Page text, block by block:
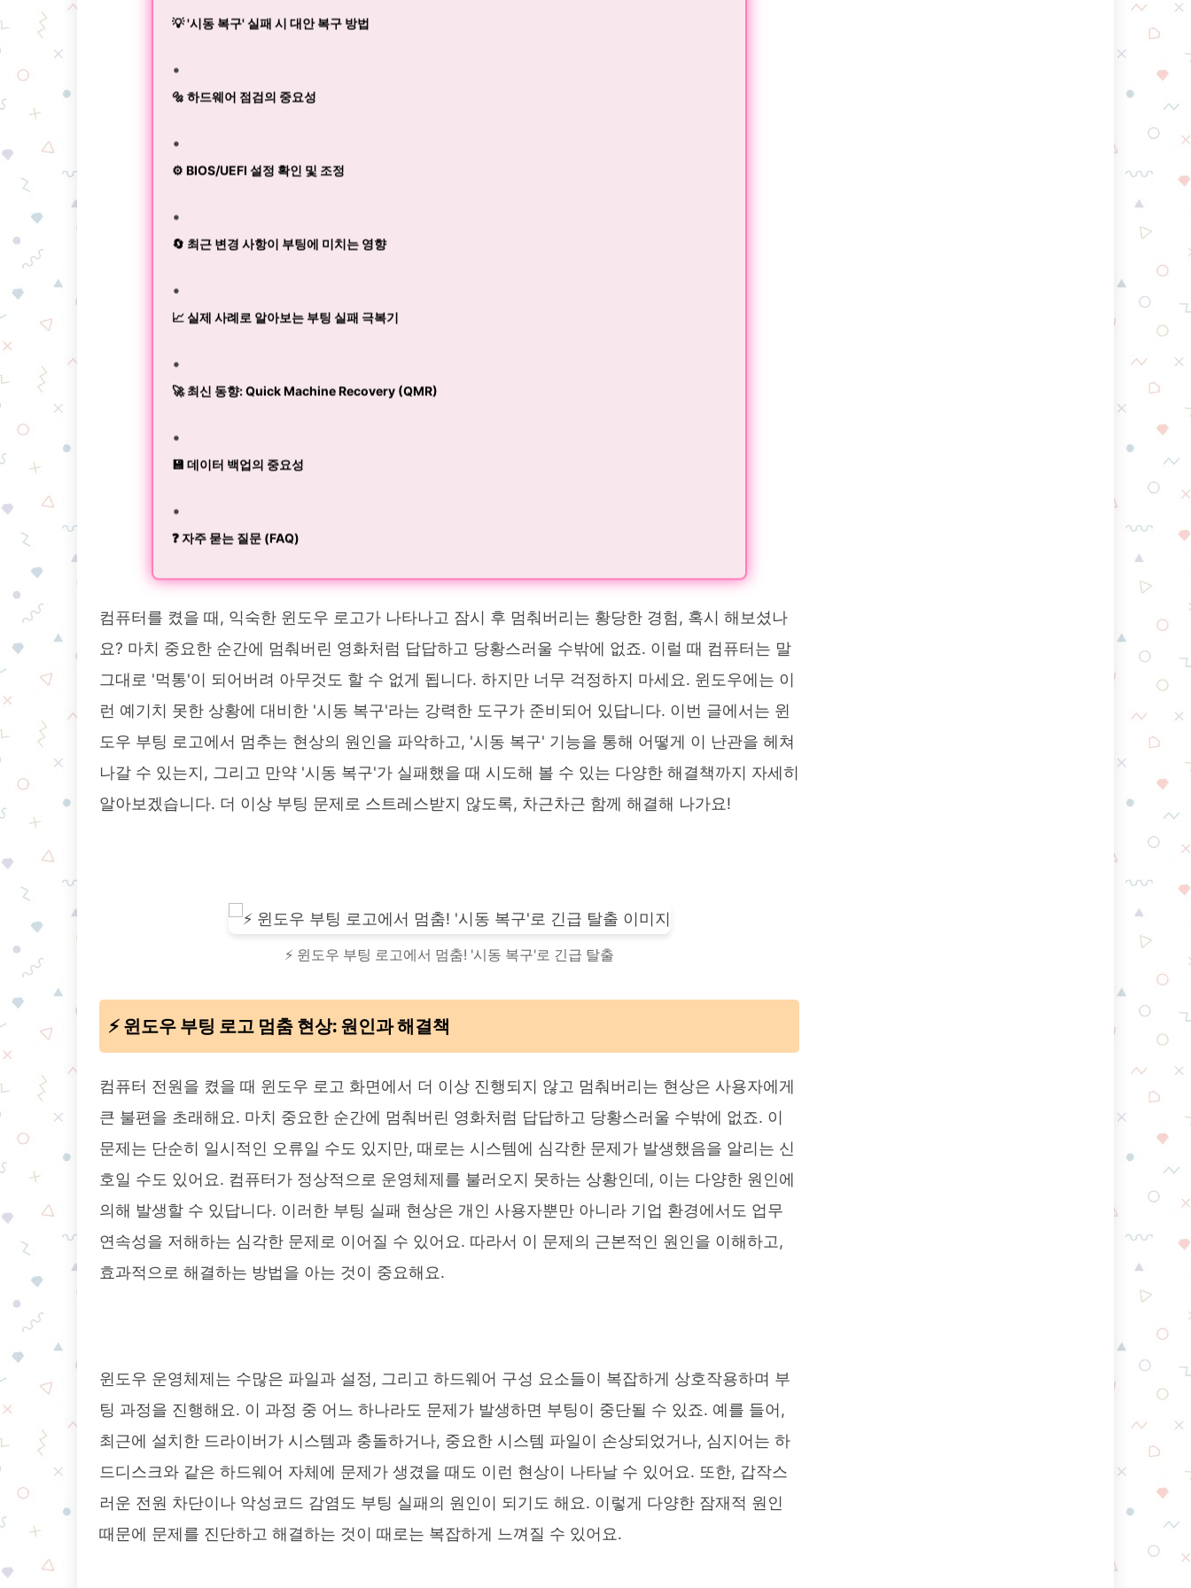
💡 '시동 복구' 실패 시 대안 복구 방법
🔩 하드웨어 점검의 중요성
⚙️ BIOS/UEFI 설정 확인 및 조정
🔄 최근 변경 사항이 부팅에 미치는 영향
📈 실제 사례로 알아보는 부팅 실패 극복기
🚀 최신 동향: Quick Machine Recovery (QMR)
💾 데이터 백업의 중요성
❓ 자주 묻는 질문 (FAQ)
컴퓨터를 켰을 때, 익숙한 윈도우 로고가 나타나고 잠시 후 멈춰버리는 황당한 경험, 혹시 해보셨나
요? 마치 중요한 순간에 멈춰버린 영화처럼 답답하고 당황스러울 수밖에 없죠. 이럴 때 컴퓨터는 말
그대로 '먹통'이 되어버려 아무것도 할 수 없게 됩니다. 하지만 너무 걱정하지 마세요. 윈도우에는 이
런 예기치 못한 상황에 대비한 '시동 복구'라는 강력한 도구가 준비되어 있답니다. 이번 글에서는 윈
도우 부팅 로고에서 멈추는 현상의 원인을 파악하고, '시동 복구' 기능을 통해 어떻게 이 난관을 헤쳐
나갈 수 있는지, 그리고 만약 '시동 복구'가 실패했을 때 시도해 볼 수 있는 다양한 해결책까지 자세히
알아보겠습니다. 더 이상 부팅 문제로 스트레스받지 않도록, 차근차근 함께 해결해 나가요!
⚡️ 윈도우 부팅 로고에서 멈춤! '시동 복구'로 긴급 탈출
⚡️ 윈도우 부팅 로고 멈춤 현상: 원인과 해결책
컴퓨터 전원을 켰을 때 윈도우 로고 화면에서 더 이상 진행되지 않고 멈춰버리는 현상은 사용자에게
큰 불편을 초래해요. 마치 중요한 순간에 멈춰버린 영화처럼 답답하고 당황스러울 수밖에 없죠. 이
문제는 단순히 일시적인 오류일 수도 있지만, 때로는 시스템에 심각한 문제가 발생했음을 알리는 신
호일 수도 있어요. 컴퓨터가 정상적으로 운영체제를 불러오지 못하는 상황인데, 이는 다양한 원인에
의해 발생할 수 있답니다. 이러한 부팅 실패 현상은 개인 사용자뿐만 아니라 기업 환경에서도 업무
연속성을 저해하는 심각한 문제로 이어질 수 있어요. 따라서 이 문제의 근본적인 원인을 이해하고,
효과적으로 해결하는 방법을 아는 것이 중요해요.
윈도우 운영체제는 수많은 파일과 설정, 그리고 하드웨어 구성 요소들이 복잡하게 상호작용하며 부
팅 과정을 진행해요. 이 과정 중 어느 하나라도 문제가 발생하면 부팅이 중단될 수 있죠. 예를 들어,
최근에 설치한 드라이버가 시스템과 충돌하거나, 중요한 시스템 파일이 손상되었거나, 심지어는 하
드디스크와 같은 하드웨어 자체에 문제가 생겼을 때도 이런 현상이 나타날 수 있어요. 또한, 갑작스
러운 전원 차단이나 악성코드 감염도 부팅 실패의 원인이 되기도 해요. 이렇게 다양한 잠재적 원인
때문에 문제를 진단하고 해결하는 것이 때로는 복잡하게 느껴질 수 있어요.